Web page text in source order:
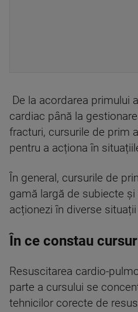
De la acordarea primului
cardiac până la
fracturi, cursurile de prim
pentru a acționa în
În general, cursurile de
gamă largă de subiecte
acționezi în diverse
În ce constau
Resuscitarea cardio-
parte a cursului se
tehnicilor corecte de